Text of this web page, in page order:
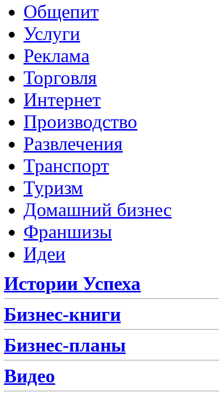
Общепит
Услуги
Реклама
Торговля
Интернет
Производство
Развлечения
Транспорт
Туризм
Домашний бизнес
Франшизы
Идеи
Истории Успеха
Бизнес-книги
Бизнес-планы
Видео